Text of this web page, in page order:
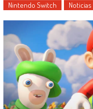
Nintendo Switch Noticias